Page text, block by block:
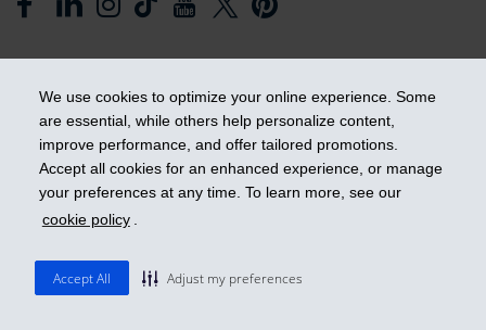
We use cookies to optimize your online experience. Some
are essential, while others help personalize content,
improve performance, and offer tailored promotions.
Accept all cookies for an enhanced experience, or manage
your preferences at any time. To learn more, see our
cookie policy .
Accept All Adjust my preferences
Prendre les devants